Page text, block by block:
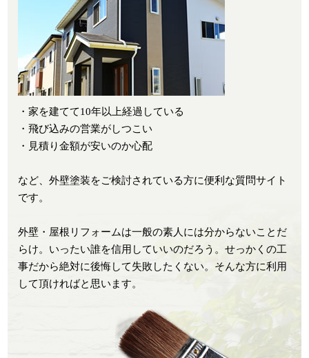
・家を建てて10年以上経過している
・飛び込みの営業がしつこい
・見積り金額が安いのか心配
など、外壁塗装をご検討されている方に便利な質問サイト
です。
外壁・屋根リフォームは一般の素人には分からないことだ
らけ。いったい誰を信用していいのだろう。せっかくの工
事だから絶対に後悔して失敗したくない。そんな方に利用
して頂ければと思います。